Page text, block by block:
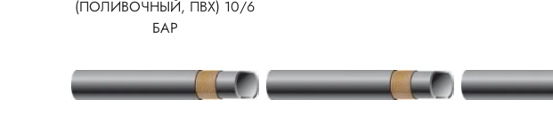
(ПОЛИВОЧНЫЙ, ПВХ) 10/6
БАР